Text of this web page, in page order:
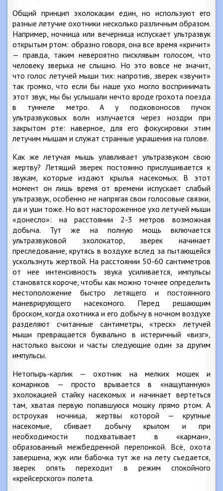
Общий принцип эхолокации един, но используют его
разные летучие охотники несколько различным образом.
Например, ночница или вечерница испускает ультразвук
открытым ртом: образно говоря, она все время «кричит»
— правда, таким невероятно писклявым голосом, что
человеку зверька не слышно. Но это вовсе не значит,
что голос летучей мыши тих: напротив, зверек «звучит»
так громко, что если бы наше ухо могло воспринимать
этот звук, мы бы услышали нечто вроде грохота поезда
в туннеле метро. А у подковоносов пучок
ультразвуковых волн излучается через ноздри при
закрытом рте: наверное, для его фокусировки этим
летучим мышам и служат странные украшения на голове.
Как же летучая мышь улавливает ультразвуком свою
жертву? Летящий зверек постоянно прислушивается к
звукам, которые издают крылья насекомых. В этот
момент он лишь время от времени испускает слабый
ультразвук, особенно не напрягая свои голосовые связки,
да и уши тоже. Но вот настороженное ухо летучей мыши
«донесло»: на расстоянии 2-3 метров возможная
добыча. Тут же на полную мощь включается
ультразвуковой эхолокатор, зверек начинает
преследование, крутясь в воздухе вслед за пытающейся
ускользнуть жертвой. На расстоянии 50-60 сантиметров
от нее интенсивность звука усиливается, импульсы
становятся короче, чтобы как можно точнее определить
местоположение быстро летящего и постоянного
маневрирующего насекомого. Перед решающим
броском, когда охотника и его добычу в ночном воздухе
разделяют считанные сантиметры, «треск» летучей
мыши превращается буквально в истеричный «визг»,
настолько высоки и часты следующие один за другим
импульсы.
Нетопырь-карлик — охотник на мелких мошек и
комариков — просто врывается в «нащупанную»
эхолокацией стайку насекомых и начинает вертеться
там, хватая первую попавшуюся мошку прямо ртом. А
остроухая ночница, жертвы которой — крупные
насекомые, сбивает добычу крылом и при
необходимости подхватывает в «карман»,
образованный межбедренной перепонкой. Всё, охота
завершена, жук или бабочка тут же на лету съедается,
зверек опять переходит в режим спокойного
«крейсерского» полета.